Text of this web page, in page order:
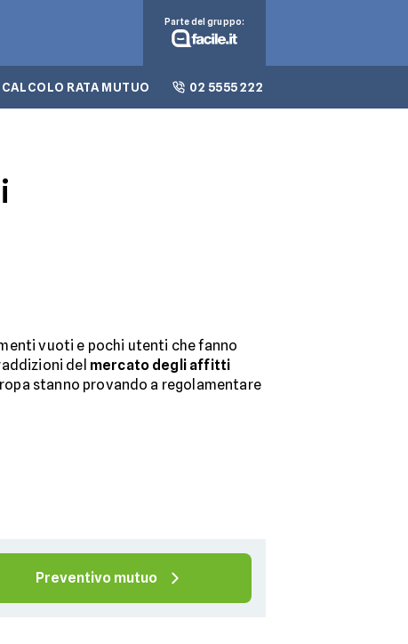
CALCOLO RATA MUTUO 02 5555 222
Parte del gruppo:
vuoti e pochi utenti che fanno
del mercato degli affitti
stanno provando a regolamentare
Preventivo mutuo